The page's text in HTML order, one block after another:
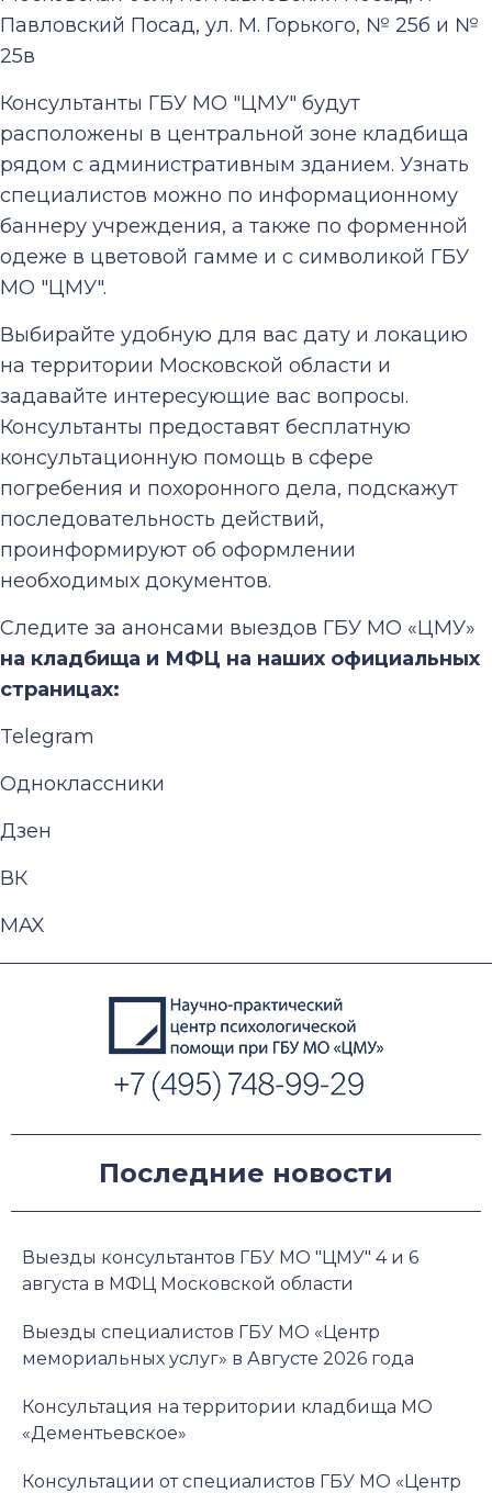
Павловский Посад, ул. М. Горького, № 25б и №
25в
Консультанты ГБУ МО "ЦМУ" будут
расположены в центральной зоне кладбища
рядом с административным зданием. Узнать
специалистов можно по информационному
баннеру учреждения, а также по форменной
одеже в цветовой гамме и с символикой ГБУ
МО "ЦМУ".
Выбирайте удобную для вас дату и локацию
на территории Московской области и
задавайте интересующие вас вопросы.
Консультанты предоставят бесплатную
консультационную помощь в сфере
погребения и похоронного дела, подскажут
последовательность действий,
проинформируют об оформлении
необходимых документов.
Следите за анонсами выездов ГБУ МО «ЦМУ»
на кладбища и МФЦ на наших официальных
страницах:
Telegram
Одноклассники
Дзен
ВК
MAX
Последние новости
Выезды консультантов ГБУ МО "ЦМУ" 4 и 6
августа в МФЦ Московской области
Выезды специалистов ГБУ МО «Центр
мемориальных услуг» в Августе 2026 года
Консультация на территории кладбища МО
«Дементьевское»
Консультации от специалистов ГБУ МО «Центр